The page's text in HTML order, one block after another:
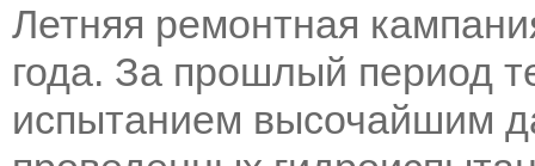
Летняя ремонтная
года. За прошлый период
испытанием высочайшим